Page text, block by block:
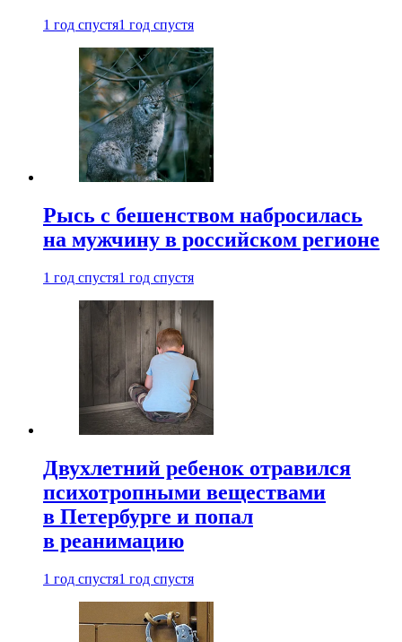
1 год спустя1 год спустя
Рысь с бешенством набросилась
на мужчину в российском регионе
1 год спустя1 год спустя
Двухлетний ребенок отравился
психотропными веществами
в Петербурге и попал
в реанимацию
1 год спустя1 год спустя